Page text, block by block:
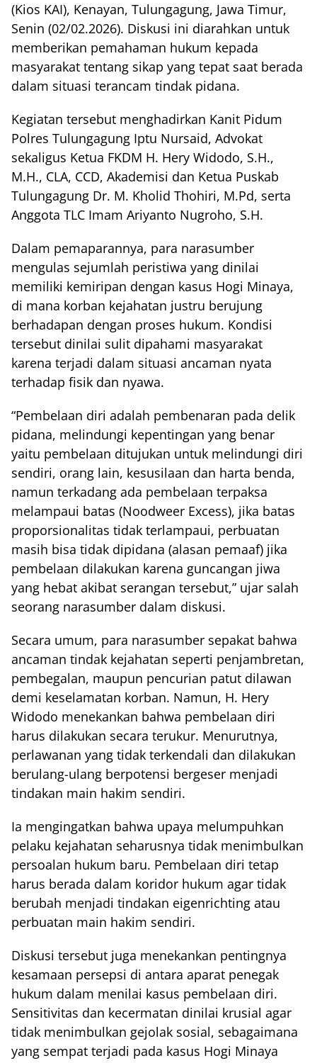
(Kios KAI), Kenayan, Tulungagung, Jawa Timur,
Senin (02/02.2026). Diskusi ini diarahkan untuk
memberikan pemahaman hukum kepada
masyarakat tentang sikap yang tepat saat berada
dalam situasi terancam tindak pidana.
Kegiatan tersebut menghadirkan Kanit Pidum
Polres Tulungagung Iptu Nursaid, Advokat
sekaligus Ketua FKDM H. Hery Widodo, S.H.,
M.H., CLA, CCD, Akademisi dan Ketua Puskab
Tulungagung Dr. M. Kholid Thohiri, M.Pd, serta
Anggota TLC Imam Ariyanto Nugroho, S.H.
Dalam pemaparannya, para narasumber
mengulas sejumlah peristiwa yang dinilai
memiliki kemiripan dengan kasus Hogi Minaya,
di mana korban kejahatan justru berujung
berhadapan dengan proses hukum. Kondisi
tersebut dinilai sulit dipahami masyarakat
karena terjadi dalam situasi ancaman nyata
terhadap fisik dan nyawa.
“Pembelaan diri adalah pembenaran pada delik
pidana, melindungi kepentingan yang benar
yaitu pembelaan ditujukan untuk melindungi diri
sendiri, orang lain, kesusilaan dan harta benda,
namun terkadang ada pembelaan terpaksa
melampaui batas (Noodweer Excess), jika batas
proporsionalitas tidak terlampaui, perbuatan
masih bisa tidak dipidana (alasan pemaaf) jika
pembelaan dilakukan karena guncangan jiwa
yang hebat akibat serangan tersebut,” ujar salah
seorang narasumber dalam diskusi.
Secara umum, para narasumber sepakat bahwa
ancaman tindak kejahatan seperti penjambretan,
pembegalan, maupun pencurian patut dilawan
demi keselamatan korban. Namun, H. Hery
Widodo menekankan bahwa pembelaan diri
harus dilakukan secara terukur. Menurutnya,
perlawanan yang tidak terkendali dan dilakukan
berulang-ulang berpotensi bergeser menjadi
tindakan main hakim sendiri.
Ia mengingatkan bahwa upaya melumpuhkan
pelaku kejahatan seharusnya tidak menimbulkan
persoalan hukum baru. Pembelaan diri tetap
harus berada dalam koridor hukum agar tidak
berubah menjadi tindakan eigenrichting atau
perbuatan main hakim sendiri.
Diskusi tersebut juga menekankan pentingnya
kesamaan persepsi di antara aparat penegak
hukum dalam menilai kasus pembelaan diri.
Sensitivitas dan kecermatan dinilai krusial agar
tidak menimbulkan gejolak sosial, sebagaimana
yang sempat terjadi pada kasus Hogi Minaya